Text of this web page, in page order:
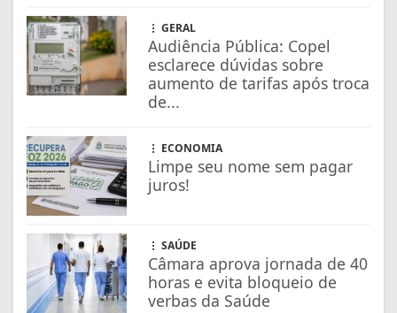
GERAL
Audiência Pública: Copel
esclarece dúvidas sobre
aumento de tarifas após troca
de...
ECONOMIA
Limpe seu nome sem pagar
juros!
SAÚDE
Câmara aprova jornada de 40
horas e evita bloqueio de
verbas da Saúde